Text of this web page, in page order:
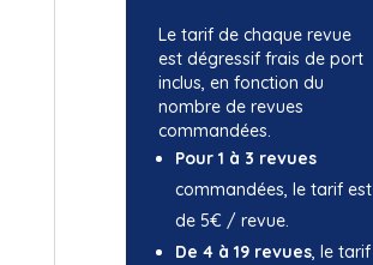
Le tarif de chaque revue
est dégressif frais de port
inclus, en fonction du
nombre de revues
commandées.
Pour 1 à 3 revues
commandées, le tarif est
de 5€ / revue.
De 4 à 19 revues, le tarif